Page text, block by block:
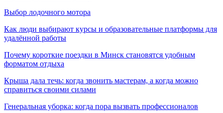
Выбор лодочного мотора
Как люди выбирают курсы и образовательные платформы для
удалённой работы
Почему короткие поездки в Минск становятся удобным
форматом отдыха
Крыша дала течь: когда звонить мастерам, а когда можно
справиться своими силами
Генеральная уборка: когда пора вызвать профессионалов